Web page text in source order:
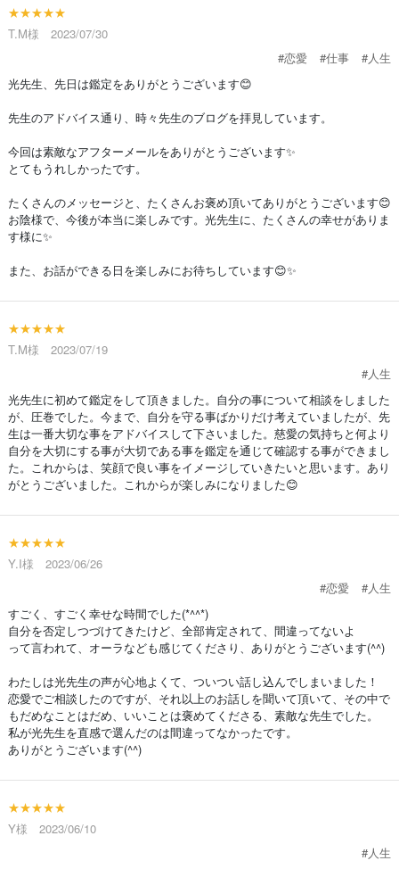
★★★★★
T.M様 2023/07/30
#恋愛
#仕事
#人生
光先生、先日は鑑定をありがとうございます😊
先生のアドバイス通り、時々先生のブログを拝見しています。
今回は素敵なアフターメールをありがとうございます✨
とてもうれしかったです。
たくさんのメッセージと、たくさんお褒め頂いてありがとうございます😊
お陰様で、今後が本当に楽しみです。光先生に、たくさんの幸せがありま
す様に✨
また、お話ができる日を楽しみにお待ちしています😊✨
★★★★★
T.M様 2023/07/19
#人生
光先生に初めて鑑定をして頂きました。自分の事について相談をしました
が、圧巻でした。今まで、自分を守る事ばかりだけ考えていましたが、先
生は一番大切な事をアドバイスして下さいました。慈愛の気持ちと何より
自分を大切にする事が大切である事を鑑定を通じて確認する事ができまし
た。これからは、笑顔で良い事をイメージしていきたいと思います。あり
がとうございました。これからが楽しみになりました😊
★★★★★
Y.I様 2023/06/26
#恋愛
#人生
すごく、すごく幸せな時間でした(*^^*)
自分を否定しつづけてきたけど、全部肯定されて、間違ってないよ
って言われて、オーラなども感じてくださり、ありがとうございます(^^)
わたしは光先生の声が心地よくて、ついつい話し込んでしまいました！
恋愛でご相談したのですが、それ以上のお話しを聞いて頂いて、その中で
もだめなことはだめ、いいことは褒めてくださる、素敵な先生でした。
私が光先生を直感で選んだのは間違ってなかったです。
ありがとうございます(^^)
★★★★★
Y様 2023/06/10
#人生